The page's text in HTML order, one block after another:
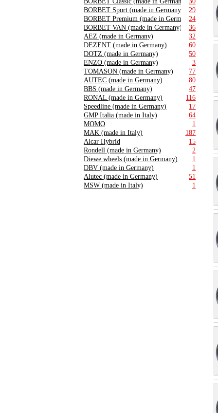
BORBET Sport (made in Germany)
29
BORBET Premium (made in Germany)
24
BORBET VAN (made in Germany)
36
AEZ (made in Germany)
32
DEZENT (made in Germany)
60
DOTZ (made in Germany)
50
ENZO (made in Germany)
3
TOMASON (made in Germany)
77
AUTEC (made in Germany)
80
BBS (made in Germany)
47
RONAL (made in Germany)
116
Speedline (made in Germany)
17
GMP Italia (made in Italy)
64
MOMO
1
MAK (made in Italy)
187
Alcar Hybrid
15
Rondell (made in Germany)
2
Diewe wheels (made in Germany)
1
DBV (made in Germany)
1
Alutec (made in Germany)
51
MSW (made in Italy)
1